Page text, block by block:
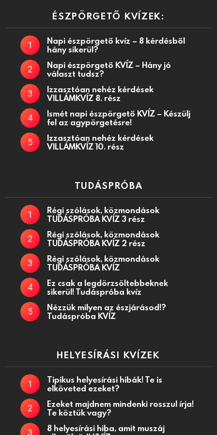
ÉSZPÖRGETŐ KVÍZEK:
Napi észpörgető kvíz – 8 kérdésből
hány sikerül?
Napi észpörgető KVÍZ – Hány jó
választ tudsz?
Izzasztóan nehéz kérdések
VILLÁMKVÍZ 8. rész
Ismét napi észpörgető KVÍZ – Készülj
fel az agypörgetésre!
Izzasztóan nehéz kérdések
VILLÁMKVÍZ 10. rész
TUDÁSPRÓBA
Régi szólások, közmondások
TUDÁSPRÓBA KVÍZ 3 rész
Régi szólások, közmondások
TUDÁSPRÓBA KVÍZ 2 rész
Régi szólások, közmondások
TUDÁSPRÓBA KVÍZ
Ez csak a legdörzsöltebbeknek
sikerül! Tudáspróba kvíz
Nézzük milyen az észjárásod!?
Tudáspróba KVÍZ
HELYESÍRÁSI KVÍZEK
Tipikus helyesírási hibák! Te is
elköveted ezeket?
Ezeket majdnem mindenki rosszul írja!
Te köztük vagy?
8 helyesírási hiba, amit muszáj